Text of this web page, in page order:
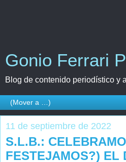
Gonio Ferrari
Blog de contenido periodístico y
11 de septiembre de 2022
S.L.B.:
FESTEJAMOS?) EL